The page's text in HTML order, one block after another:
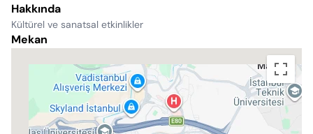
Hakkında
Kültürel ve sanatsal etkinlikler
Mekan